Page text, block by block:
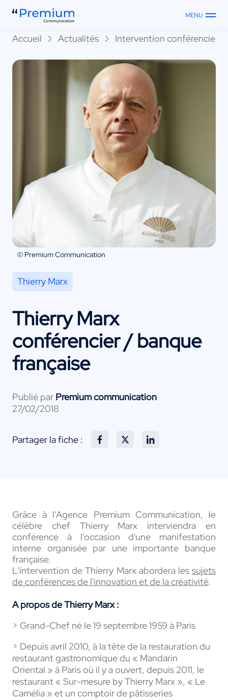
MENU
Accueil Actualités Intervention conférenciers
© Premium Communication
Thierry Marx
Thierry Marx
conférencier / banque
française
Publié par Premium communication
27/02/2018
Partager la fiche :
Grâce à l'Agence Premium Communication, le
célèbre chef Thierry Marx interviendra en
conférence à l'occasion d'une manifestation
interne organisée par une importante banque
française.
L'intervention de Thierry Marx abordera les sujets
de conférences de l'innovation et de la créativité.
A propos de Thierry Marx :
> Grand-Chef né le 19 septembre 1959 à Paris
> Depuis avril 2010, à la tête de la restauration du
restaurant gastronomique du « Mandarin
Oriental » à Paris où il y a ouvert, depuis 2011, le
restaurant « Sur-mesure by Thierry Marx », « Le
Camélia » et un comptoir de pâtisseries